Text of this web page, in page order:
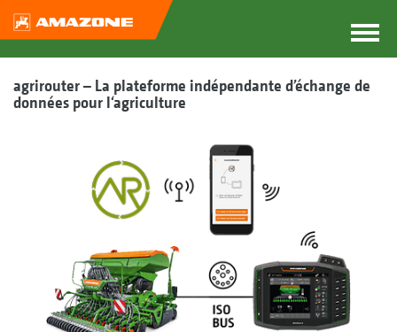
agrirouter – La plateforme indépendante d’échange de
données pour l‘agriculture